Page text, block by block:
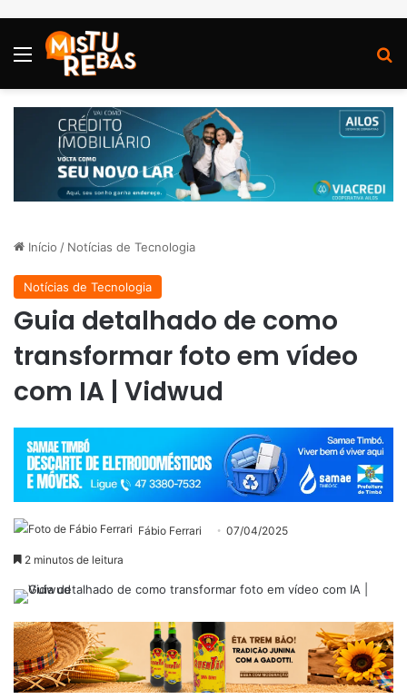
Menu
Início / Notícias de Tecnologia
Notícias de Tecnologia
Guia detalhado de como
transformar foto em vídeo
com IA | Vidwud
Fábio Ferrari 07/04/2025
2 minutos de leitura